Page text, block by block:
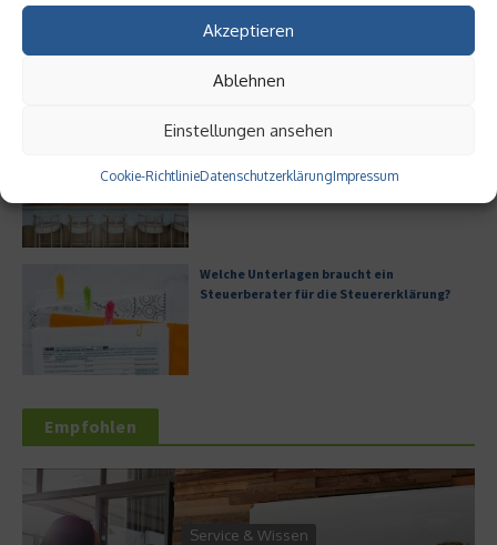
Akzeptieren
Ablehnen
Einstellungen ansehen
Cookie-RichtlinieDatenschutzerklärungImpressum
Digitale Transformation in kleinen
Welche Unterlagen braucht ein
Steuerberater für die Steuererklärung?
Empfohlen
Service & Wissen